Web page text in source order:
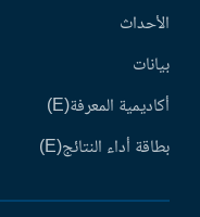
الأحداث
بيانات
أكاديمية المعرفة(E)
بطاقة أداء النتائج(E)